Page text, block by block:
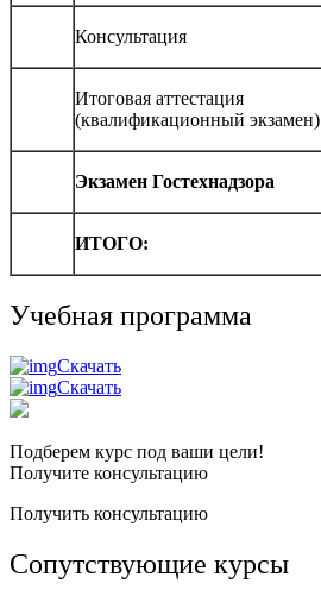
Консультация
Итоговая аттестация
(квалификационный экзамен)
Экзамен Гостехнадзора
ИТОГО:
Учебная программа
Скачать
Скачать
Подберем курс под ваши цели!
Получите консультацию
Получить консультацию
Сопутствующие курсы